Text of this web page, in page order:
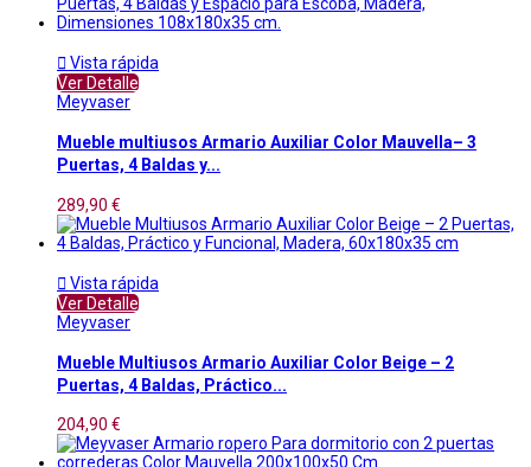
 Vista rápida
Ver Detalle
Meyvaser
Mueble multiusos Armario Auxiliar Color Mauvella– 3
Puertas, 4 Baldas y...
289,90 €
 Vista rápida
Ver Detalle
Meyvaser
Mueble Multiusos Armario Auxiliar Color Beige – 2
Puertas, 4 Baldas, Práctico...
204,90 €